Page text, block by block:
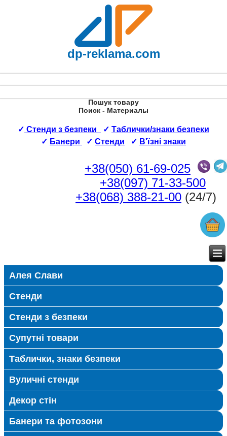
dp-reklama.com
Пошук товару
Поиск - Материалы
✓ Стенди з безпеки ✓ Таблички/знаки безпеки
✓ Банери ✓ Стенди ✓ В'їзні знаки
+38(050) 61-69-025
+38(097) 71-33-500
+38(068) 388-21-00 (24/7)
Алея Слави
Стенди
Стенди з безпеки
Супутні товари
Таблички, знаки безпеки
Вуличні стенди
Декор стін
Банери та фотозони